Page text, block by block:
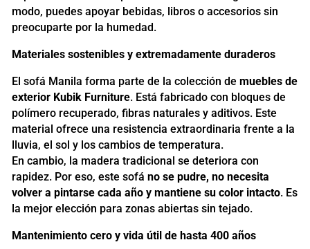
modo, puedes apoyar bebidas, libros o accesorios sin
preocuparte por la humedad.
Materiales sostenibles y extremadamente duraderos
El sofá Manila forma parte de la colección de muebles de
exterior Kubik Furniture. Está fabricado con bloques de
polímero recuperado, fibras naturales y aditivos. Este
material ofrece una resistencia extraordinaria frente a la
lluvia, el sol y los cambios de temperatura.
En cambio, la madera tradicional se deteriora con
rapidez. Por eso, este sofá no se pudre, no necesita
volver a pintarse cada año y mantiene su color intacto. Es
la mejor elección para zonas abiertas sin tejado.
Mantenimiento cero y vida útil de hasta 400 años